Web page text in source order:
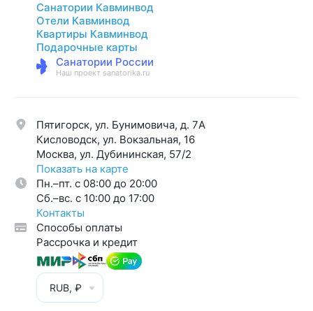
Санатории Кавминвод
Отели Кавминвод
Квартиры Кавминвод
Подарочные карты
Санатории России
Наш проект sanatorika.ru
Пятигорск, ул. Бунимовича, д. 7A
Кисловодск, ул. Вокзальная, 16
Москва, ул. Дубининская, 57/2
Показать на карте
Пн.–пт. с 08:00 до 20:00
Cб.–вс. с 10:00 до 17:00
Контакты
Способы оплаты
Рассрочка и кредит
RUB, ₽